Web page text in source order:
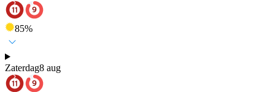
85%
Zaterdag8 aug